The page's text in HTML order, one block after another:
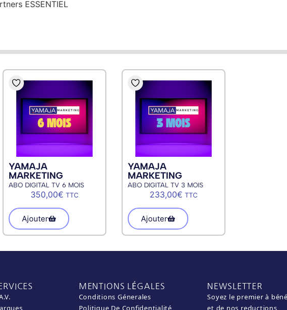
ESSENTIEL
YAMAJA
MARKETING
ABO DIGITAL TV 6 MOIS
350,00€ TTC
Ajouter
YAMAJA
MARKETING
ABO DIGITAL TV 3 MOIS
233,00€ TTC
Ajouter
MENTIONS LÉGALES
Conditions Génerales
Politique De Confidentialité
NEWSLETTER
Soyez le premier à
et de nos reductions